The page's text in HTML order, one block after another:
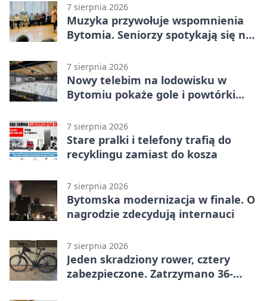
7 sierpnia 2026
Muzyka przywołuje wspomnienia
Bytomia. Seniorzy spotykają się na
7 sierpnia 2026
Nowy telebim na lodowisku w
Bytomiu pokaże gole i powtórki
7 sierpnia 2026
Stare pralki i telefony trafią do
recyklingu zamiast do kosza
7 sierpnia 2026
Bytomska modernizacja w finale. O
nagrodzie zdecydują internauci
7 sierpnia 2026
Jeden skradziony rower, cztery
zabezpieczone. Zatrzymano 36-